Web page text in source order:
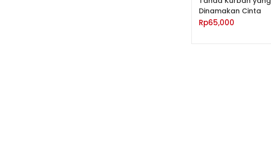
Dinamakan Cinta
Rp65,000